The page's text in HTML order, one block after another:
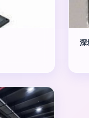
深